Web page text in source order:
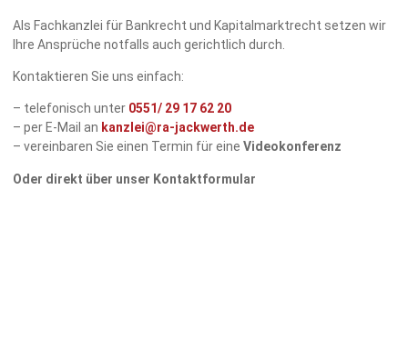
Als Fachkanzlei für Bankrecht und Kapitalmarktrecht setzen wir
Ihre Ansprüche notfalls auch gerichtlich durch.
Kontaktieren Sie uns einfach:
– telefonisch unter 0551/ 29 17 62 20
– per E-Mail an kanzlei@ra-jackwerth.de
– vereinbaren Sie einen Termin für eine Videokonferenz
Oder direkt über unser Kontaktformular